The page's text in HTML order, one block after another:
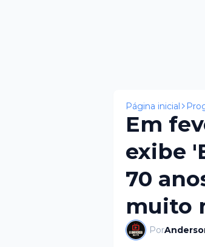
Página inicial
Em
exibe
70
muito
Por